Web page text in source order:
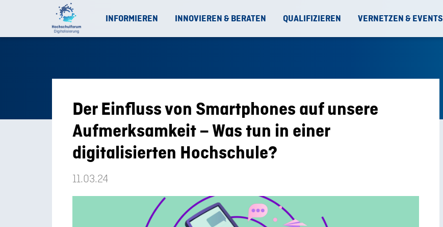
INFORMIEREN INNOVIEREN & BERATEN QUALIFIZIEREN VERNETZEN & EVENTS
Der Einfluss von Smartphones auf unsere
Aufmerksamkeit – Was tun in einer
digitalisierten Hochschule?
11.03.24